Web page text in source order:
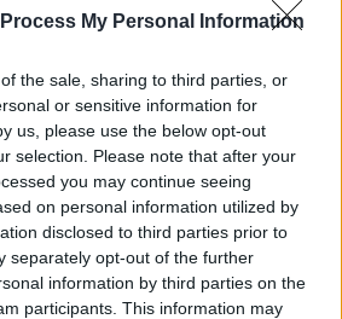
My Personal Information
the sale, sharing to third parties, or
or sensitive information for
us, please use the below opt-out
selection. Please note that after your
you may continue seeing
on personal information utilized by
disclosed to third parties prior to
separately opt-out of the further
information by third parties on the
participants. This information may
az eredetileg 2012-ig
az OMV a
leánycége ennek
hogy évi 7 mrd m3 gázt szállít
ország hosszú távú